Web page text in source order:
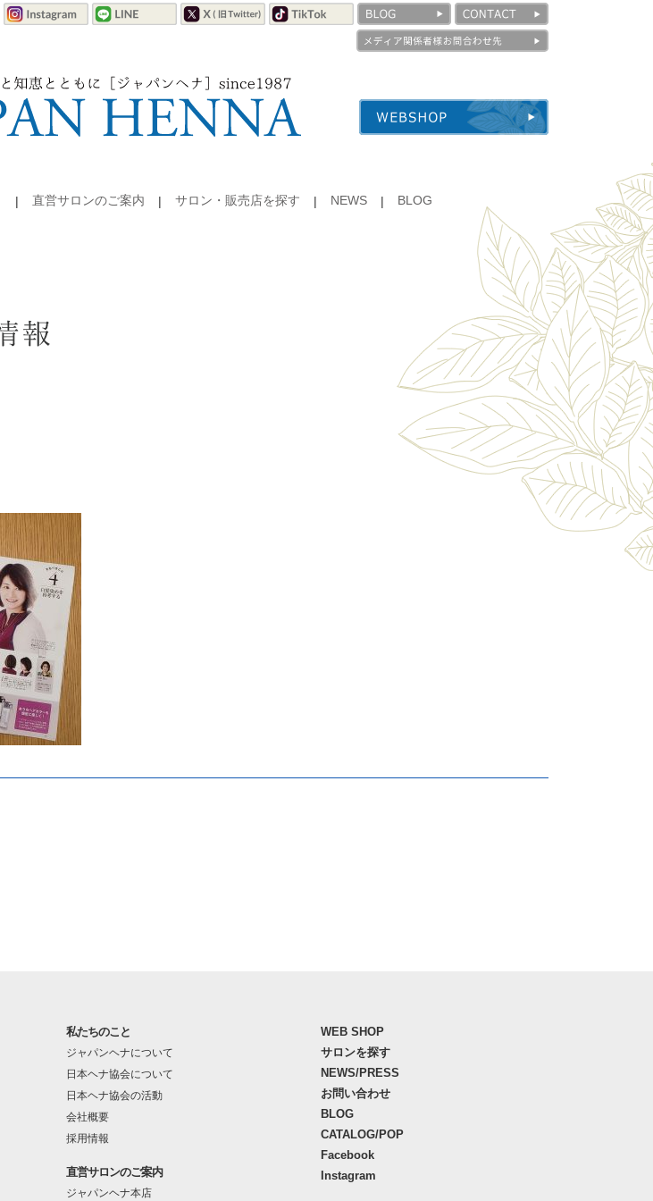
直営サロンのご案内 サロン・販売店を探す NEWS BLOG
私たちのこと
ジャパンヘナについて
日本ヘナ協会について
日本ヘナ協会の活動
会社概要
採用情報
直営サロンのご案内
ジャパンヘナ本店
WEB SHOP
サロンを探す
NEWS/PRESS
お問い合わせ
BLOG
CATALOG/POP
Facebook
Instagram